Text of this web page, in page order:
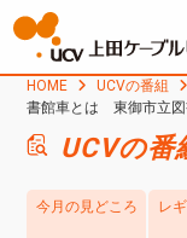
HOME UCVの番組
書館車とは 東御市立
UCVの番
今月の見どころ レ